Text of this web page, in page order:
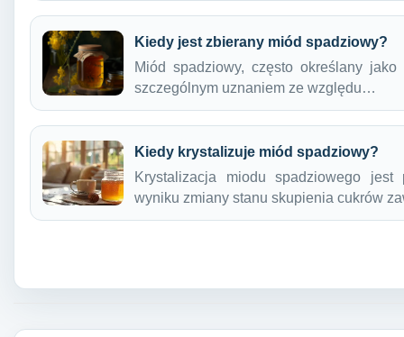
Kiedy jest zbierany miód spadziowy?
Miód spadziowy, często określany
szczególnym uznaniem ze względu…
Kiedy krystalizuje miód spadziowy?
Krystalizacja miodu spadziowego
wyniku zmiany stanu skupienia cukrów